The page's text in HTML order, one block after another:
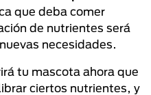
que deba comer
de nutrientes será
necesidades.
tu mascota ahora que
ciertos nutrientes, y